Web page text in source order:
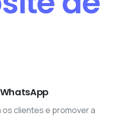
clientes e promover a